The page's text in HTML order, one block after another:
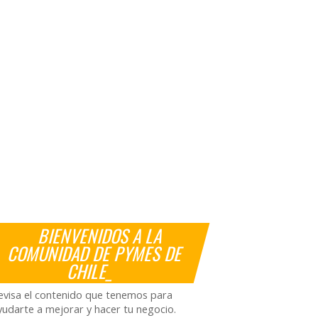
BIENVENIDOS A LA
COMUNIDAD DE PYMES DE
CHILE_
el contenido que tenemos para
a mejorar y hacer tu negocio.